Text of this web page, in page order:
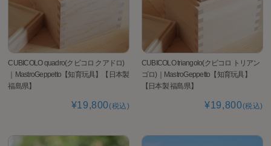
CUBICOLO quadro(クビコロ クアドロ)
｜MastroGeppetto【知育玩具】【日本製
福島県】
¥19,800(税込)
CUBICOLO triangolo(クビコロ トリアン
ゴロ)｜MastroGeppetto【知育玩具】
【日本製 福島県】
¥19,800(税込)